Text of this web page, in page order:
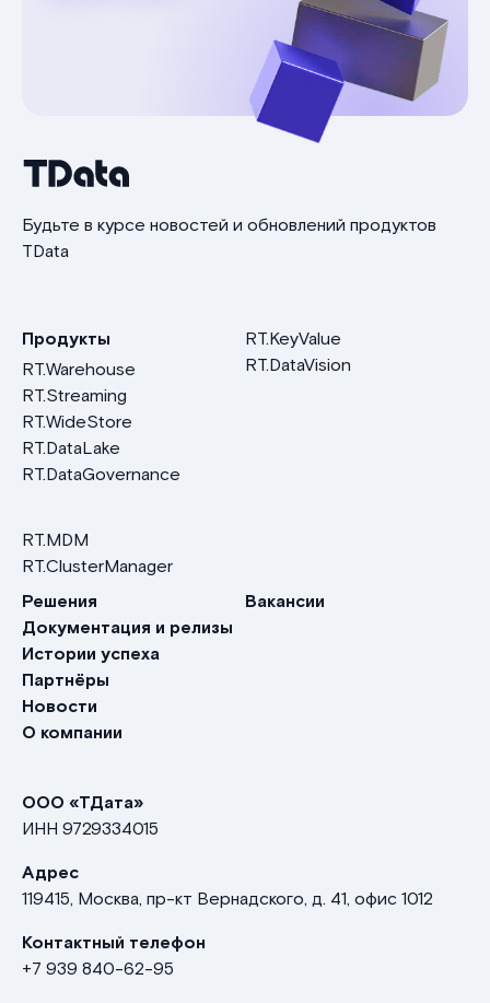
Будьте в курсе новостей и обновлений продуктов
TData
Продукты
RT.Warehouse
RT.Streaming
RT.WideStore
RT.DataLake
RT.DataGovernance
RT.MDM
RT.ClusterManager
RT.KeyValue
RT.DataVision
Решения
Документация и релизы
Истории успеха
Партнёры
Новости
О компании
Вакансии
ООО «ТДата»
ИНН 9729334015
Адрес
119415, Москва, пр-кт Вернадского, д. 41, офис 1012
Контактный телефон
+7 939 840-62-95